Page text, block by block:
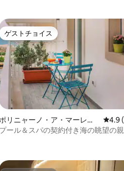
5つ星中4.87つ星の平均評価
ゲストチョイス
ゲストチョイス
リニャーノ・ア・マーレの
マンション・アパート
レビ
4.9
プール＆スパの契約付き海の眺望の